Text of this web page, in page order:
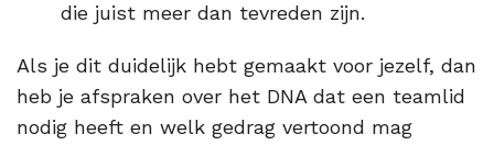
die juist meer dan tevreden zijn.
Als je dit duidelijk hebt gemaakt voor jezelf, dan
heb je afspraken over het DNA dat een teamlid
nodig heeft en welk gedrag vertoond mag